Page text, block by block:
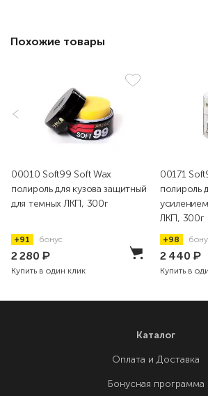
Похожие товары
00010 Soft99 Soft Wax
полироль для кузова защитный
для темных ЛКП, 300г
+91 бонус
2 280₽
Купить в один клик
00171
полироль
ЛКП, 300г
+98
2 440₽
Купить в
Каталог
Оплата и Доставка
Бонусная программа